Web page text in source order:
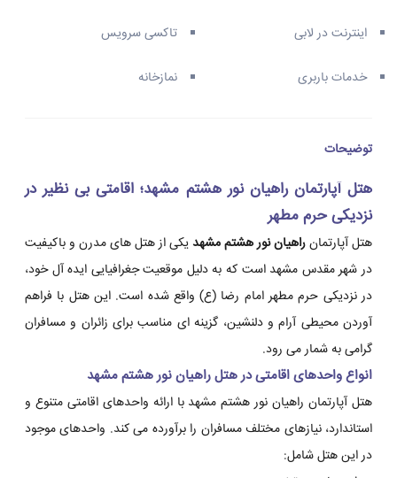
اینترنت در لابی تاکسی سرویس
خدمات باربری نمازخانه
توضیحات
هتل آپارتمان راهیان نور هشتم مشهد؛ اقامتی بی نظیر در
نزدیکی حرم مطهر
هتل آپارتمانراهیان نور هشتم مشهدیکی از هتل های مدرن و باکیفیت
در شهر مقدس مشهد است که به دلیل موقعیت جغرافیایی ایده آل خود،
در نزدیکی حرم مطهر امام رضا (ع) واقع شده است. این هتل با فراهم
آوردن محیطی آرام و دلنشین، گزینه ای مناسب برای زائران و مسافران
گرامی به شمار می رود.
انواع واحدهای اقامتی در هتل راهیان نور هشتم مشهد
هتل آپارتمان راهیان نور هشتم مشهد با ارائه واحدهای اقامتی متنوع و
استاندارد، نیازهای مختلف مسافران را برآورده می کند. واحدهای موجود
در این هتل شامل: